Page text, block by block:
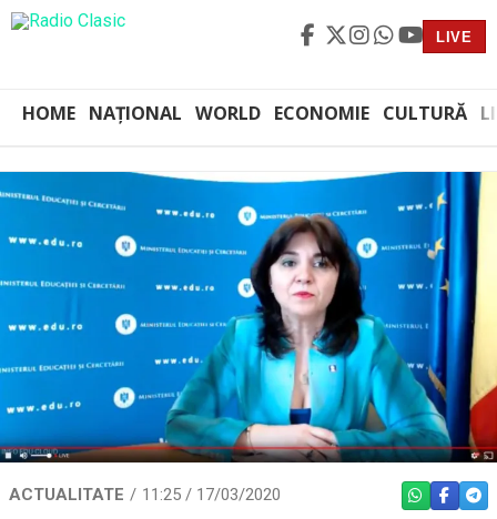
LIVE
HOME NAȚIONAL WORLD ECONOMIE CULTURĂ
ACTUALITATE 11:25 / 17/03/2020 WHATSAPP